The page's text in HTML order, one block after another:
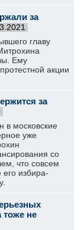
за
главу
Ему
акции
за
в московские
уже
со
что совсем
избира-
тоже не